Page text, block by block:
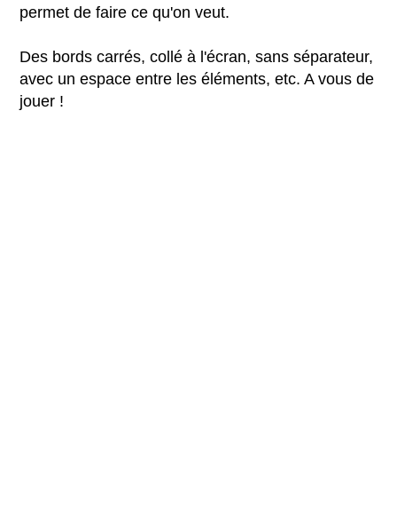
permet de faire ce qu'on veut.
Des bords carrés, collé à l'écran, sans séparateur,
avec un espace entre les éléments, etc. A vous de
jouer !